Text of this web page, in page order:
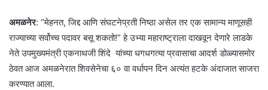
अमळनेर: “मेहनत, जिद्द आणि संघटनेप्रती निष्ठा असेल तर एक सामान्य माणूसही
राज्याच्या सर्वोच्च पदावर बसू शकतो!” हे उभ्या महाराष्ट्राला दाखवून देणारे लाडके
नेते उपमुख्यमंत्री एकनाथजी शिंदे यांच्या धगधगत्या प्रवासाचा आदर्श डोळ्यासमोर
ठेवत आज अमळनेरात शिवसेनेचा ६० वा वर्धापन दिन अत्यंत हटके अंदाजात साजरा
करण्यात आला.